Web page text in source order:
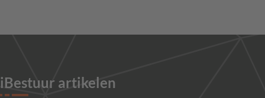
iBestuur artikelen